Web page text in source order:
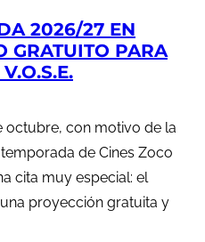
2026/27 EN
GRATUITO PARA
octubre, con motivo de la
de Cines Zoco
cita muy especial: el
proyección gratuita y